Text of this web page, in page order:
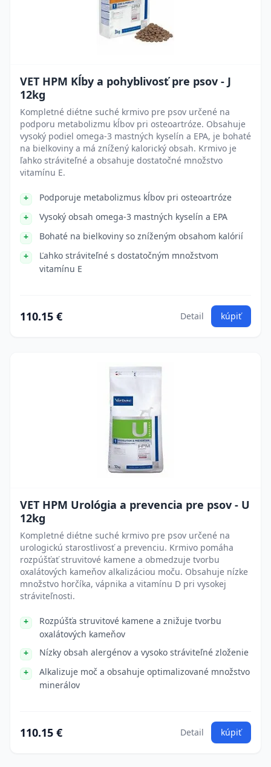
VET HPM Kĺby a pohyblivosť pre psov - J
12kg
Kompletné diétne suché krmivo pre psov určené na
podporu metabolizmu kĺbov pri osteoartróze. Obsahuje
vysoký podiel omega-3 mastných kyselín a EPA, je bohaté
na bielkoviny a má znížený kalorický obsah. Krmivo je
ľahko stráviteľné a obsahuje dostatočné množstvo
vitamínu E.
Podporuje metabolizmus kĺbov pri osteoartróze
Vysoký obsah omega-3 mastných kyselín a EPA
Bohaté na bielkoviny so zníženým obsahom kalórií
Ľahko stráviteľné s dostatočným množstvom
vitamínu E
110.15 € Detail kúpiť
VET HPM Urológia a prevencia pre psov - U
12kg
Kompletné diétne suché krmivo pre psov určené na
urologickú starostlivosť a prevenciu. Krmivo pomáha
rozpúšťať struvitové kamene a obmedzuje tvorbu
oxalátových kameňov alkalizáciou moču. Obsahuje nízke
množstvo horčíka, vápnika a vitamínu D pri vysokej
stráviteľnosti.
Rozpúšťa struvitové kamene a znižuje tvorbu
oxalátových kameňov
Nízky obsah alergénov a vysoko stráviteľné zloženie
Alkalizuje moč a obsahuje optimalizované množstvo
minerálov
110.15 € Detail kúpiť